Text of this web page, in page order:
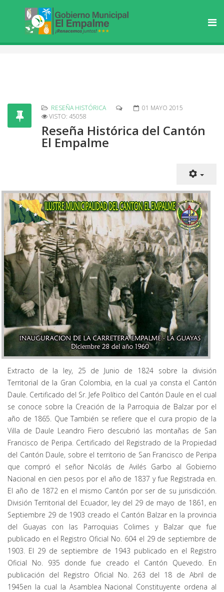
RESEÑA HISTÓRICA
01 MAYO 2015
VISTO: 45058
Reseña Histórica del Cantón
El Empalme
Extracto de la ley, 25 de Junio de 1824 sobre la división
Territorial de la Gran Colombia, en la cual ya consta el Cantón
Daule. Certificado del Sr. Jefe Político del Cantón Daule en el cual
se conoce sobre la Creación de la Parroquia de Balzar por el
año de 1865. Que También se refiere que el cura propio de la
Villa de Daule Leandro Fiero descubrió las montañas de San
Francisco de Peripa. Certificado del Registrado de la Propiedad
del Cantón Daule, sobre el territorio de San Francisco de Peripa
que compró el señor Nicolás de Avilés Garbo al Gobierno
Nacional en cien pesos por el año de 1837 y fue Registrada en.
El año de 1872 en el mismo Cantón por ser de su jurisdicción.
División Territorial del Ecuador, ley del 29 de mayo de 1861, en
Septiembre 29 de 1903 creado el Cantón Balzar en la provincia
del Guayas con las Parroquias Colimes y Balzar que fue
publicado en el Registro Oficial No. 604 el 29 de septiembre de
1903. El 29 de septiembre de 1943 publicado en el Registro
Oficial No. 935 donde fue creado el Cantón Quevedo. En
publicación del Registro Oficial No. 263 del 18 de Abril de
1945en la cual la Asamblea Nacional Constituyente ordena al